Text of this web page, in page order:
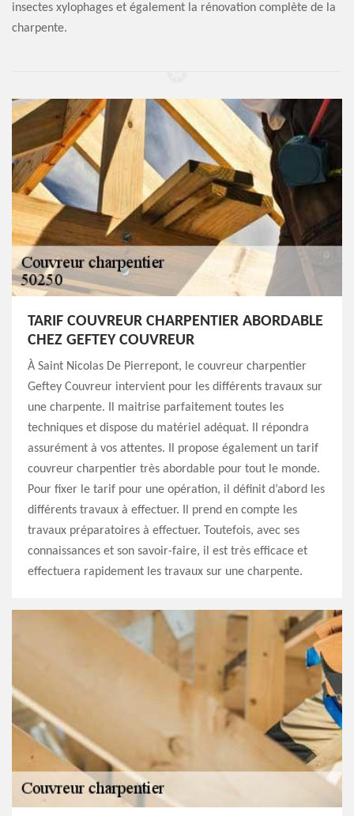
insectes xylophages et également la rénovation complète de la
charpente.
TARIF COUVREUR CHARPENTIER ABORDABLE
CHEZ GEFTEY COUVREUR
À Saint Nicolas De Pierrepont, le couvreur charpentier
Geftey Couvreur intervient pour les différents travaux sur
une charpente. Il maitrise parfaitement toutes les
techniques et dispose du matériel adéquat. Il répondra
assurément à vos attentes. Il propose également un tarif
couvreur charpentier très abordable pour tout le monde.
Pour fixer le tarif pour une opération, il définit d’abord les
différents travaux à effectuer. Il prend en compte les
travaux préparatoires à effectuer. Toutefois, avec ses
connaissances et son savoir-faire, il est très efficace et
effectuera rapidement les travaux sur une charpente.